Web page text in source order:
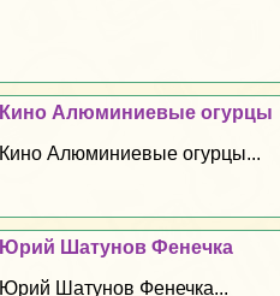
Кино Алюминиевые огурцы
Кино Алюминиевые огурцы...
Юрий Шатунов Фенечка
Юрий Шатунов Фенечка...